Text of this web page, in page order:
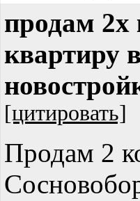
продам
квартиру
[цитировать]
Продам 2